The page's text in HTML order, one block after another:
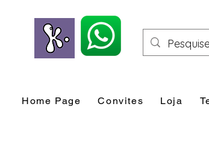
Home Page Convites Loja